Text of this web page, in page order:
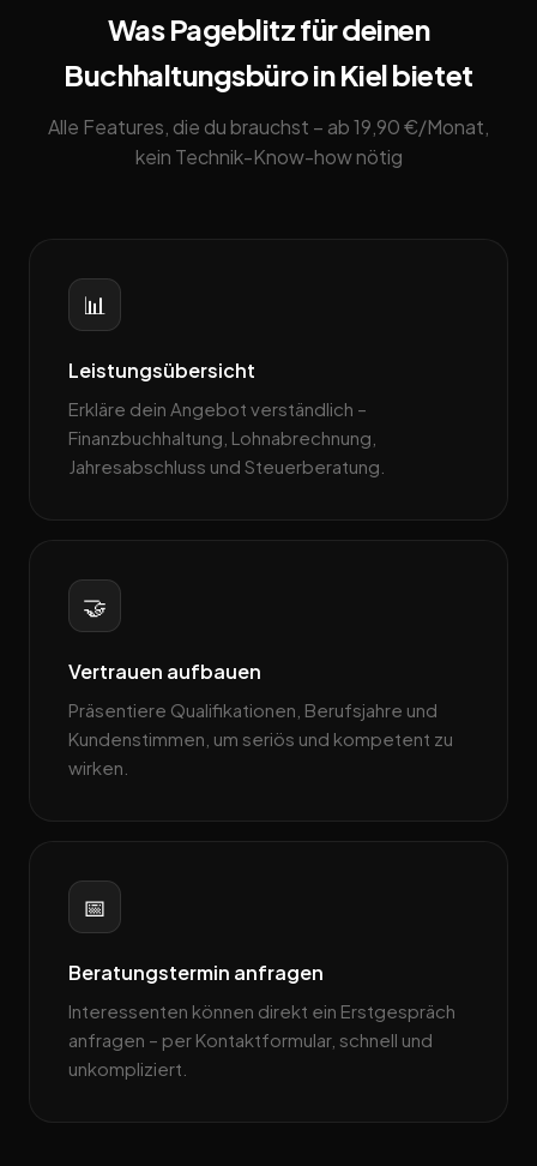
Was Pageblitz für deinen
Buchhaltungsbüro in Kiel bietet
Alle Features, die du brauchst – ab 19,90 €/Monat,
kein Technik-Know-how nötig
📊
Leistungsübersicht
Erkläre dein Angebot verständlich –
Finanzbuchhaltung, Lohnabrechnung,
Jahresabschluss und Steuerberatung.
🤝
Vertrauen aufbauen
Präsentiere Qualifikationen, Berufsjahre und
Kundenstimmen, um seriös und kompetent zu
wirken.
📅
Beratungstermin anfragen
Interessenten können direkt ein Erstgespräch
anfragen – per Kontaktformular, schnell und
unkompliziert.